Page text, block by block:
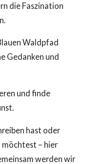
die Faszination
Waldpfad
Gedanken und
und finde
hast oder
möchtest – hier
werden wir